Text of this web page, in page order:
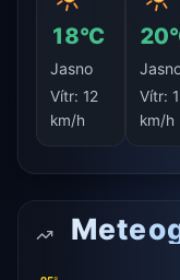
18°C
Jasno
Vítr: 12
km/h
Vítr:
km/h